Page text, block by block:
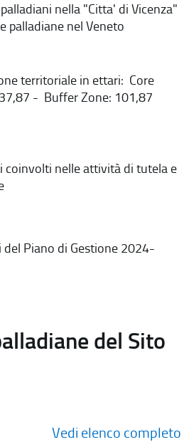
nella "Citta' di Vicenza"
palladiane nel Veneto
territoriale in ettari: Core
- Buffer Zone: 101,87
coinvolti nelle attività di tutela e
del Piano di Gestione 2024-
del Sito
Vedi elenco completo